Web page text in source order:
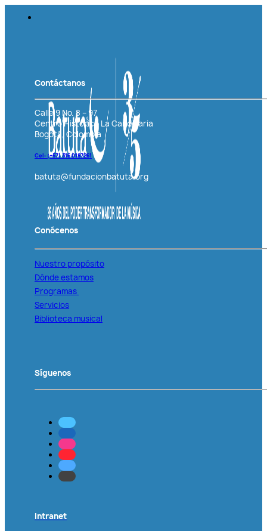
Contáctanos
Calle 9 No. 8 – 97
Centro Histórico La Candelaria
Bogotá, Colombia
Cel: (+57)316 0187261
batuta@fundacionbatuta.org
Conócenos
Nuestro propósito
Dónde estamos
Programas
Servicios
Biblioteca musical
Síguenos
Intranet